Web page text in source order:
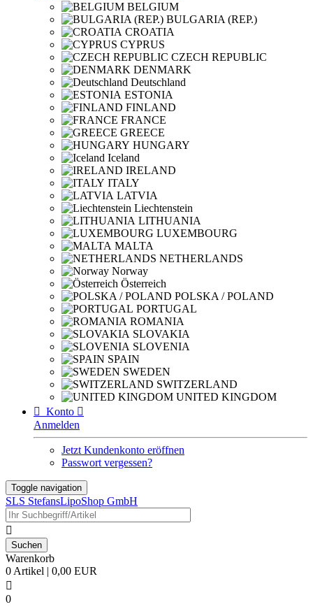
BELGIUM
BULGARIA (REP.)
CROATIA
CYPRUS
CZECH REPUBLIC
DENMARK
Deutschland
ESTONIA
FINLAND
FRANCE
GREECE
HUNGARY
Iceland
IRELAND
ITALY
LATVIA
Liechtenstein
LITHUANIA
LUXEMBOURG
MALTA
NETHERLANDS
Norway
Österreich
POLSKA / POLAND
PORTUGAL
ROMANIA
SLOVAKIA
SLOVENIA
SPAIN
SWEDEN
SWITZERLAND
UNITED KINGDOM
 Konto 
Anmelden
Jetzt Kundenkonto eröffnen
Passwort vergessen?
Toggle navigation
SLS StefansLipoShop GmbH

Warenkorb
0 Artikel | 0,00 EUR

0